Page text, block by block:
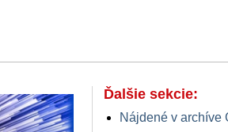
Ďalšie sekcie:
Nájdené v archíve